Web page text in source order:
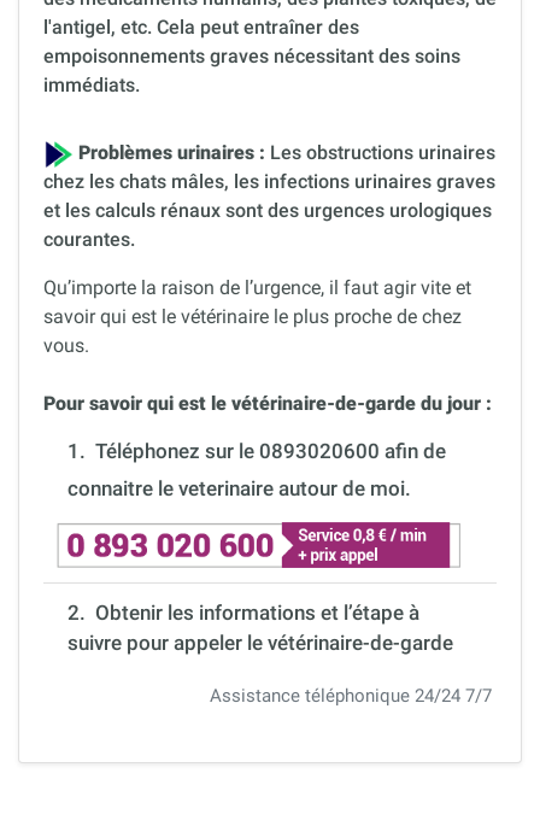
l'antigel, etc. Cela peut entraîner des
empoisonnements graves nécessitant des soins
immédiats.
Problèmes urinaires : Les obstructions urinaires
chez les chats mâles, les infections urinaires graves
et les calculs rénaux sont des urgences urologiques
courantes.
Qu’importe la raison de l’urgence, il faut agir vite et
savoir qui est le vétérinaire le plus proche de chez
vous.
Pour savoir qui est le vétérinaire-de-garde du jour :
1. Téléphonez sur le 0893020600 afin de
connaitre le veterinaire autour de moi.
2. Obtenir les informations et l’étape à
suivre pour appeler le vétérinaire-de-garde
Assistance téléphonique 24/24 7/7